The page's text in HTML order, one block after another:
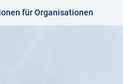
für Organisationen